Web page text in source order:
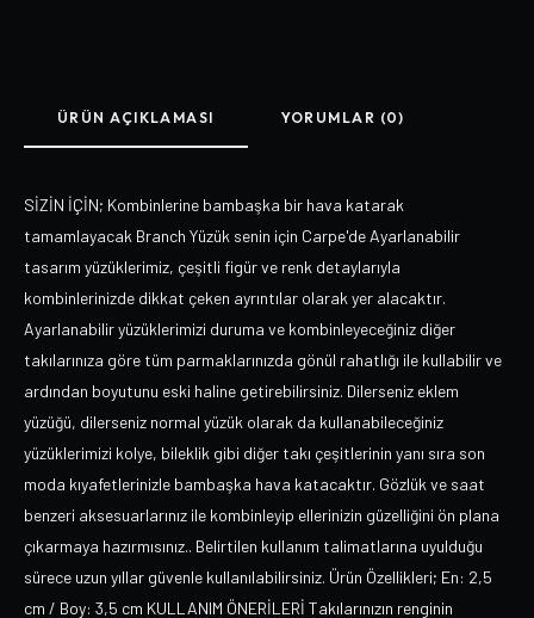
ÜRÜN AÇIKLAMASI YORUMLAR (0)
SİZİN İÇİN; Kombinlerine bambaşka bir hava katarak
tamamlayacak Branch Yüzük senin için Carpe'de Ayarlanabilir
tasarım yüzüklerimiz, çeşitli figür ve renk detaylarıyla
kombinlerinizde dikkat çeken ayrıntılar olarak yer alacaktır.
Ayarlanabilir yüzüklerimizi duruma ve kombinleyeceğiniz diğer
takılarınıza göre tüm parmaklarınızda gönül rahatlığı ile kullabilir ve
ardından boyutunu eski haline getirebilirsiniz. Dilerseniz eklem
yüzüğü, dilerseniz normal yüzük olarak da kullanabileceğiniz
yüzüklerimizi kolye, bileklik gibi diğer takı çeşitlerinin yanı sıra son
moda kıyafetlerinizle bambaşka hava katacaktır. Gözlük ve saat
benzeri aksesuarlarınız ile kombinleyip ellerinizin güzelliğini ön plana
çıkarmaya hazırmısınız.. Belirtilen kullanım talimatlarına uyulduğu
sürece uzun yıllar güvenle kullanılabilirsiniz. Ürün Özellikleri; En: 2,5
cm / Boy: 3,5 cm KULLANIM ÖNERİLERİ Takılarınızın renginin